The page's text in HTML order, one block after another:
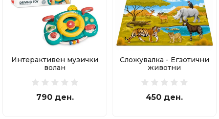
Интерактивен музички
волан
790 ден.
Сложувалка - Егзотични
животни
450 ден.